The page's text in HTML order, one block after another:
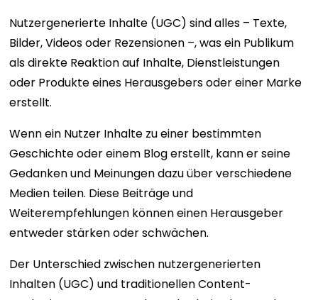
Nutzergenerierte Inhalte (UGC) sind alles – Texte,
Bilder, Videos oder Rezensionen –, was ein Publikum
als direkte Reaktion auf Inhalte, Dienstleistungen
oder Produkte eines Herausgebers oder einer Marke
erstellt.
Wenn ein Nutzer Inhalte zu einer bestimmten
Geschichte oder einem Blog erstellt, kann er seine
Gedanken und Meinungen dazu über verschiedene
Medien teilen. Diese Beiträge und
Weiterempfehlungen können einen Herausgeber
entweder stärken oder schwächen.
Der Unterschied zwischen nutzergenerierten
Inhalten (UGC) und traditionellen Content-